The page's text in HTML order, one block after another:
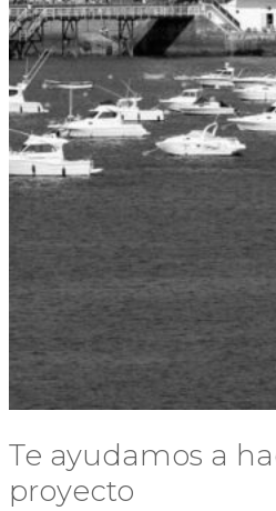
Te ayudamos a
proyecto